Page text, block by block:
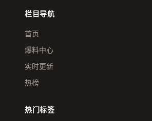
栏目导航
首页
爆料中心
实时更新
热榜
热门标签